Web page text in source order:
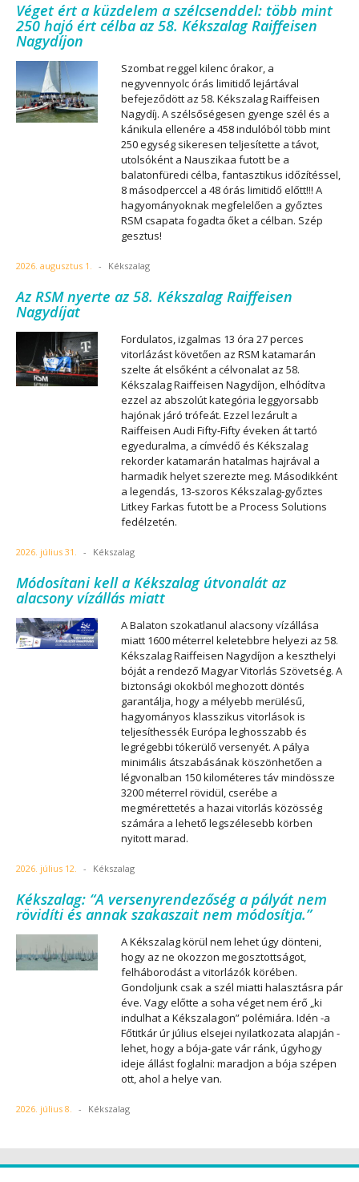
Véget ért a küzdelem a szélcsenddel: több mint
250 hajó ért célba az 58. Kékszalag Raiffeisen
Nagydíjon
Szombat reggel kilenc órakor, a
negyvennyolc órás limitidő lejártával
befejeződött az 58. Kékszalag Raiffeisen
Nagydíj. A szélsőségesen gyenge szél és a
kánikula ellenére a 458 indulóból több mint
250 egység sikeresen teljesítette a távot,
utolsóként a Nauszikaa futott be a
balatonfüredi célba, fantasztikus időzítéssel,
8 másodperccel a 48 órás limitidő előtt!!! A
hagyományoknak megfelelően a győztes
RSM csapata fogadta őket a célban. Szép
gesztus!
2026. augusztus 1. - Kékszalag
Az RSM nyerte az 58. Kékszalag Raiffeisen
Nagydíjat
Fordulatos, izgalmas 13 óra 27 perces
vitorlázást követően az RSM katamarán
szelte át elsőként a célvonalat az 58.
Kékszalag Raiffeisen Nagydíjon, elhódítva
ezzel az abszolút kategória leggyorsabb
hajónak járó trófeát. Ezzel lezárult a
Raiffeisen Audi Fifty-Fifty éveken át tartó
egyeduralma, a címvédő és Kékszalag
rekorder katamarán hatalmas hajrával a
harmadik helyet szerezte meg. Másodikként
a legendás, 13-szoros Kékszalag-győztes
Litkey Farkas futott be a Process Solutions
fedélzetén.
2026. július 31. - Kékszalag
Módosítani kell a Kékszalag útvonalát az
alacsony vízállás miatt
A Balaton szokatlanul alacsony vízállása
miatt 1600 méterrel keletebbre helyezi az 58.
Kékszalag Raiffeisen Nagydíjon a keszthelyi
bóját a rendező Magyar Vitorlás Szövetség. A
biztonsági okokból meghozott döntés
garantálja, hogy a mélyebb merülésű,
hagyományos klasszikus vitorlások is
teljesíthessék Európa leghosszabb és
legrégebbi tókerülő versenyét. A pálya
minimális átszabásának köszönhetően a
légvonalban 150 kilométeres táv mindössze
3200 méterrel rövidül, cserébe a
megmérettetés a hazai vitorlás közösség
számára a lehető legszélesebb körben
nyitott marad.
2026. július 12. - Kékszalag
Kékszalag: “A versenyrendezőség a pályát nem
rövidíti és annak szakaszait nem módosítja.”
A Kékszalag körül nem lehet úgy dönteni,
hogy az ne okozzon megosztottságot,
felháborodást a vitorlázók körében.
Gondoljunk csak a szél miatti halasztásra pár
éve. Vagy előtte a soha véget nem érő „ki
indulhat a Kékszalagon” polémiára. Idén -a
Főtitkár úr július elsejei nyilatkozata alapján -
lehet, hogy a bója-gate vár ránk, úgyhogy
ideje állást foglalni: maradjon a bója szépen
ott, ahol a helye van.
2026. július 8. - Kékszalag